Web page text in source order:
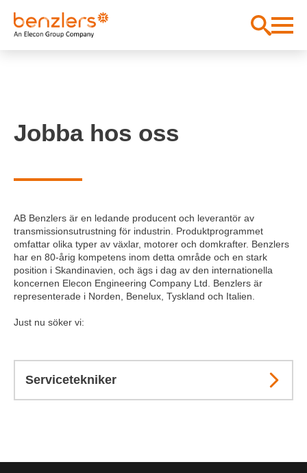
Jobba hos oss
AB Benzlers är en ledande producent och leverantör av
transmissionsutrustning för industrin. Produktprogrammet
omfattar olika typer av växlar, motorer och domkrafter. Benzlers
har en 80-årig kompetens inom detta område och en stark
position i Skandinavien, och ägs i dag av den internationella
koncernen Elecon Engineering Company Ltd. Benzlers är
representerade i Norden, Benelux, Tyskland och Italien.
Just nu söker vi:
Servicetekniker